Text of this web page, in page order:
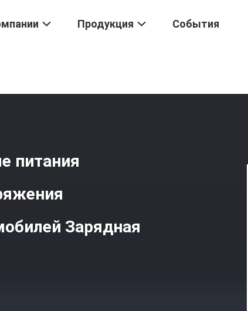
Продукция События
питания
Зарядная